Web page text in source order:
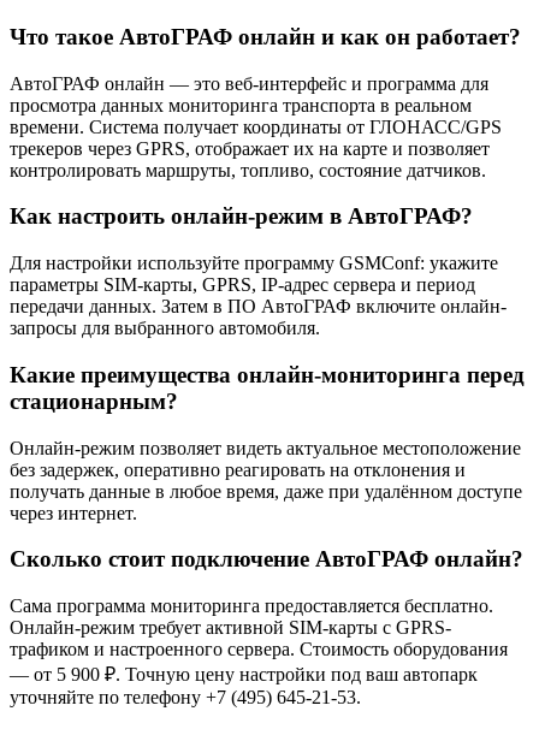
Что такое АвтоГРАФ онлайн и как он работает?
АвтоГРАФ онлайн — это веб-интерфейс и программа для
просмотра данных мониторинга транспорта в реальном
времени. Система получает координаты от ГЛОНАСС/GPS
трекеров через GPRS, отображает их на карте и позволяет
контролировать маршруты, топливо, состояние датчиков.
Как настроить онлайн-режим в АвтоГРАФ?
Для настройки используйте программу GSMConf: укажите
параметры SIM-карты, GPRS, IP-адрес сервера и период
передачи данных. Затем в ПО АвтоГРАФ включите онлайн-
запросы для выбранного автомобиля.
Какие преимущества онлайн-мониторинга перед
стационарным?
Онлайн-режим позволяет видеть актуальное местоположение
без задержек, оперативно реагировать на отклонения и
получать данные в любое время, даже при удалённом доступе
через интернет.
Сколько стоит подключение АвтоГРАФ онлайн?
Сама программа мониторинга предоставляется бесплатно.
Онлайн-режим требует активной SIM-карты с GPRS-
трафиком и настроенного сервера. Стоимость оборудования
— от 5 900 ₽. Точную цену настройки под ваш автопарк
уточняйте по телефону +7 (495) 645-21-53.